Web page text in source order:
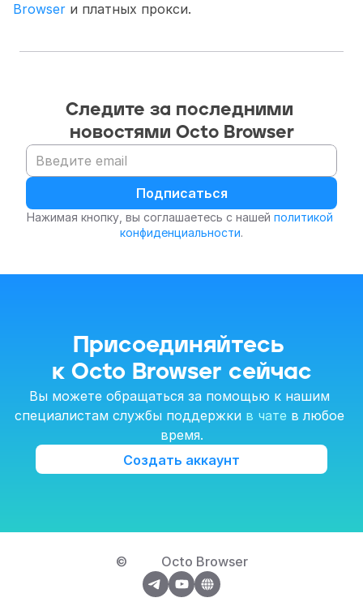
Browser и платных прокси.
Следите за последними
новостями Octo Browser
Подписаться
Нажимая кнопку, вы соглашаетесь с нашей политикой
конфиденциальности.
Присоединяйтесь
к Octo Browser сейчас
Вы можете обращаться за помощью к нашим
специалистам службы поддержки в чате в любое
время.
Создать аккаунт
© Octo Browser